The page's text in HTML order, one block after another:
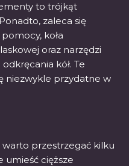
to trójkąt
zaleca się
koła
oraz narzędzi
kół. Te
niezwykle przydatne w
przestrzegać kilku
umieść cięższe